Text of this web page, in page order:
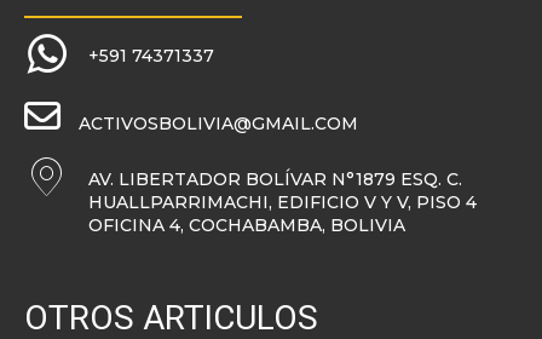
+591 74371337
ACTIVOSBOLIVIA@GMAIL.COM
AV. LIBERTADOR BOLÍVAR N°1879 ESQ. C.
HUALLPARRIMACHI, EDIFICIO V Y V, PISO 4
OFICINA 4, COCHABAMBA, BOLIVIA
OTROS ARTICULOS